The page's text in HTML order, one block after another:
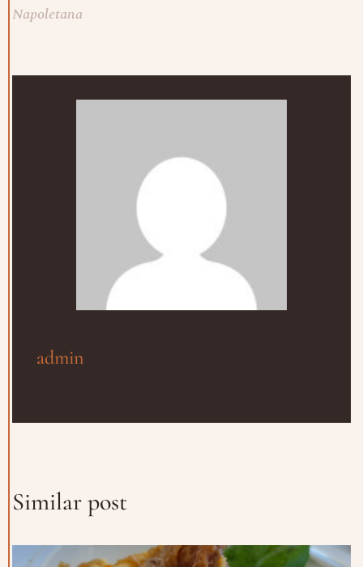
Napoletana
admin
Similar post
prenotazione disponibile è alle ore
20.15 dalle 20.15 nessun tavolo è a